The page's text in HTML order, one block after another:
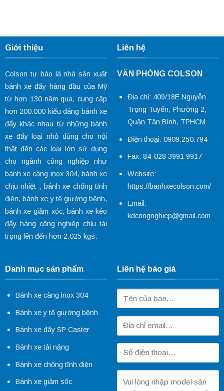
Giới thiệu
Colson tự hào là nhà sản xuất
bánh xe đẩy hàng đầu của Mỹ
từ hơn 130 năm qua, cung cấp
hơn 200.000 kiểu dáng bánh xe
đẩykhác nhau từ những bánh
xe đẩy loại nhỏ dùng cho nội
thất đến các loại lớn sử dụng
cho ngành công nghiệp như
bánh xe càng inox 304, bánh xe
chịu nhiệt , bánh xe chống tĩnh
điện, bánh xe y tếgiường bệnh,
bánh xe giảm xóc, bánh xe kéo
đẩy hàng công nghiệp chịu tải
trọng lên đến hơn 2.025 kgs.
Liên hệ
VĂN PHÒNG COLSON
Địa chỉ: 409/18E Nguyễn
Trọng Tuyển, Phường 2,
Quận Tân Bình, TPHCM
Điện thoại: 0909.250.794
Fax: 84-028 3991 9917
Website:
https://banhxecolson.com/
Email:
kdcongnghiep@gmail.com
Danh mục sản phẩm
Bánh xe càng inox 304
Bánh xe y tế giường bệnh
Bánh xe đẩy SP Caster
Bánh xe tải nặng
Bánh xe chống tĩnh điện
Bánh xe giảm sốc
Liên hệ báo giá